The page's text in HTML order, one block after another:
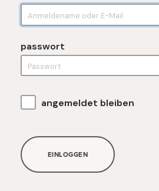
passwort
angemeldet bleiben
EINLOGGEN